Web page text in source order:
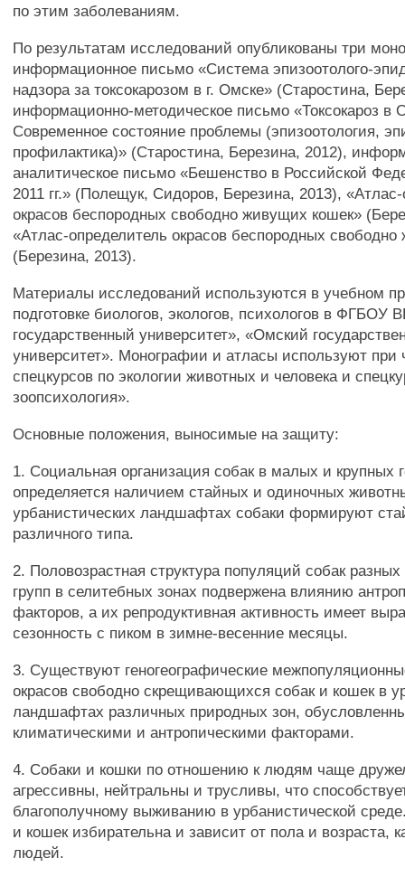
по этим заболеваниям.
По результатам исследований опубликованы три
информационное письмо «Система эпизоотолого-
надзора за токсокарозом в г. Омске» (Старостина,
информационно-методическое письмо «Токсокароз в
Современное состояние проблемы (эпизоотология,
профилактика)» (Старостина, Березина, 2012),
аналитическое письмо «Бешенство в Российской
2011 гг.» (Полещук, Сидоров, Березина, 2013),
окрасов беспородных свободно живущих кошек»
«Атлас-определитель окрасов беспородных
(Березина, 2013).
Материалы исследований используются в учебном
подготовке биологов, экологов, психологов в ФГБОУ
государственный университет», «Омский
университет». Монографии и атласы используют при
спецкурсов по экологии животных и человека и
зоопсихология».
Основные положения, выносимые на защиту:
1. Социальная организация собак в малых и крупных
определяется наличием стайных и одиночных
урбанистических ландшафтах собаки формируют
различного типа.
2. Половозрастная структура популяций собак разных
групп в селитебных зонах подвержена влиянию
факторов, а их репродуктивная активность имеет
сезонность с пиком в зимне-весенние месяцы.
3. Существуют геногеографические
окрасов свободно скрещивающихся собак и кошек в
ландшафтах различных природных зон,
климатическими и антропическими факторами.
4. Собаки и кошки по отношению к людям чаще
агрессивны, нейтральны и трусливы, что
благополучному выживанию в урбанистической
и кошек избирательна и зависит от пола и возраста,
людей.